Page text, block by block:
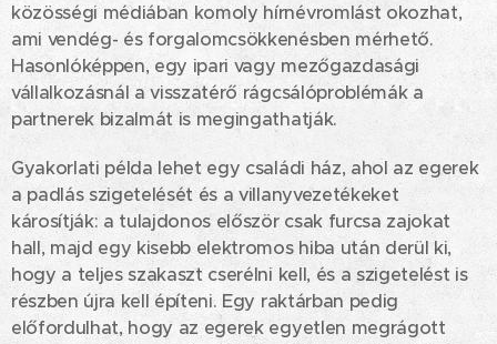
közösségi médiában komoly hírnévromlást okozhat,
ami vendég- és forgalomcsökkenésben mérhető.
Hasonlóképpen, egy ipari vagy mezőgazdasági
vállalkozásnál a visszatérő rágcsálóproblémák a
partnerek bizalmát is megingathatják.
Gyakorlati példa lehet egy családi ház, ahol az egerek
a padlás szigetelését és a villanyvezetékeket
károsítják: a tulajdonos először csak furcsa zajokat
hall, majd egy kisebb elektromos hiba után derül ki,
hogy a teljes szakaszt cserélni kell, és a szigetelést is
részben újra kell építeni. Egy raktárban pedig
előfordulhat, hogy az egerek egyetlen megrágott